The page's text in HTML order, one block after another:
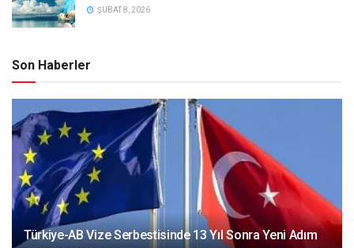
ŞUBAT 8, 2026
Son Haberler
Türkiye-AB Vize Serbestisinde 13 Yıl Sonra Yeni Adım